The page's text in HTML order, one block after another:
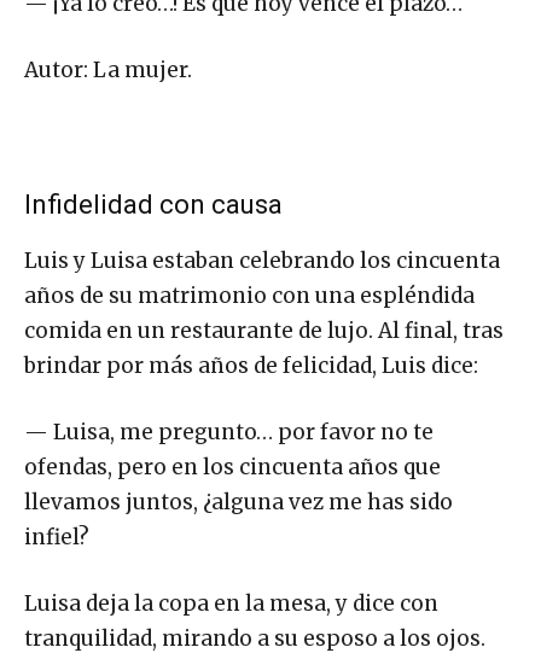
Autor: La mujer.
Infidelidad con causa
Luis y Luisa estaban celebrando los cincuenta
años de su matrimonio con una espléndida
comida en un restaurante de lujo. Al final, tras
brindar por más años de felicidad, Luis dice:
— Luisa, me pregunto… por favor no te
ofendas, pero en los cincuenta años que
llevamos juntos, ¿alguna vez me has sido
infiel?
Luisa deja la copa en la mesa, y dice con
tranquilidad, mirando a su esposo a los ojos.